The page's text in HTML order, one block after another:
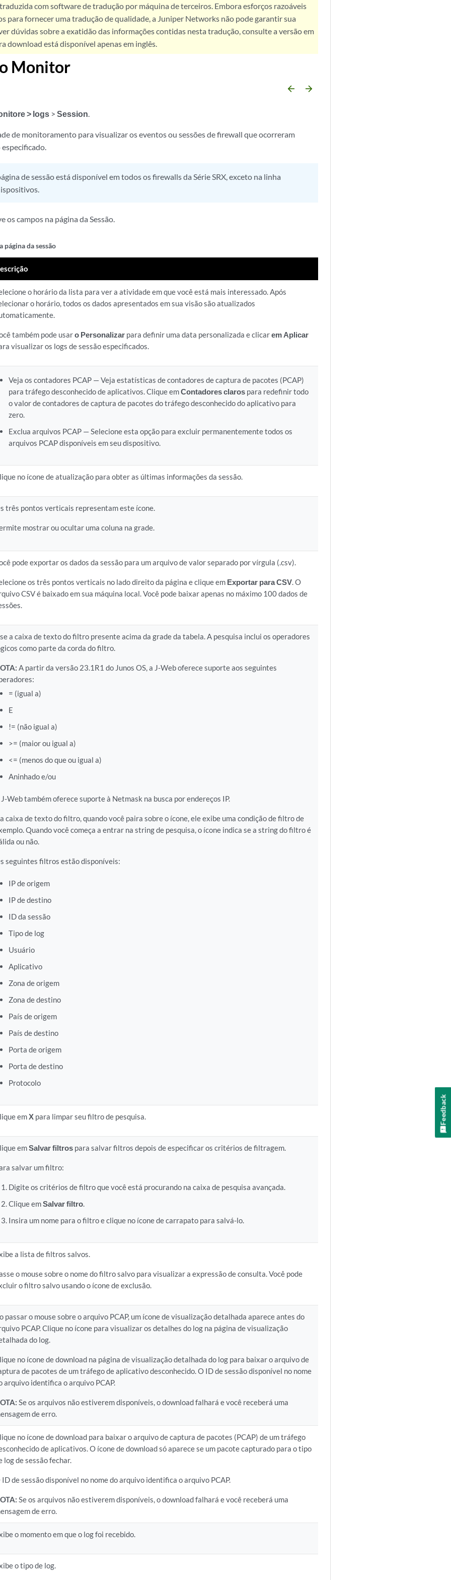
com software de tradução por máquina de terceiros. Embora esforços razoáveis
para fornecer uma tradução de qualidade, a Juniper Networks não pode garantir sua
dúvidas sobre a exatidão das informações contidas nesta tradução, consulte a versão em
download está disponível apenas em inglês.
Monitor
arrow_backward arrow_forward
> logs > Session.
de monitoramento para visualizar os eventos ou sessões de firewall que ocorreram
de sessão está disponível em todos os firewalls da Série SRX, exceto na linha
os campos na página da Sessão.
página da sessão
o horário da lista para ver a atividade em que você está mais interessado. Após
o horário, todos os dados apresentados em sua visão são atualizados
também pode usaro Personalizar para definir uma data personalizada e clicarem Aplicar
visualizar os logs de sessão especificados.
Veja os contadores PCAP — Veja estatísticas de contadores de captura de pacotes (PCAP)
para tráfego desconhecido de aplicativos. Clique emContadores clarospara redefinir todo
o valor de contadores de captura de pacotes do tráfego desconhecido do aplicativo para
zero.
Exclua arquivos PCAP — Selecione esta opção para excluir permanentemente todos os
arquivos PCAP disponíveis em seu dispositivo.
no ícone de atualização para obter as últimas informações da sessão.
três pontos verticais representam este ícone.
mostrar ou ocultar uma coluna na grade.
pode exportar os dados da sessão para um arquivo de valor separado por vírgula (.csv).
os três pontos verticais no lado direito da página e clique em Exportar para CSV. O
CSV é baixado em sua máquina local. Você pode baixar apenas no máximo 100 dados de
a caixa de texto do filtro presente acima da grade da tabela. A pesquisa inclui os operadores
como parte da corda do filtro.
A partir da versão 23.1R1 do Junos OS, a J-Web oferece suporte aos seguintes
= (igual a)
E
!= (não igual a)
>= (maior ou igual a)
<= (menos do que ou igual a)
Aninhado e/ou
J-Web também oferece suporte à Netmask na busca por endereços IP.
caixa de texto do filtro, quando você paira sobre o ícone, ele exibe uma condição de filtro de
Quando você começa a entrar na string de pesquisa, o ícone indica se a string do filtro é
ou não.
seguintes filtros estão disponíveis:
IP de origem
IP de destino
ID da sessão
Tipo de log
Usuário
Aplicativo
Zona de origem
Zona de destino
País de origem
País de destino
Porta de origem
Porta de destino
Protocolo
emX para limpar seu filtro de pesquisa.
emSalvar filtros para salvar filtros depois de especificar os critérios de filtragem.
salvar um filtro:
Digite os critérios de filtro que você está procurando na caixa de pesquisa avançada.
Clique emSalvar filtro.
Insira um nome para o filtro e clique no ícone de carrapato para salvá-lo.
a lista de filtros salvos.
o mouse sobre o nome do filtro salvo para visualizar a expressão de consulta. Você pode
o filtro salvo usando o ícone de exclusão.
passar o mouse sobre o arquivo PCAP, um ícone de visualização detalhada aparece antes do
PCAP. Clique no ícone para visualizar os detalhes do log na página de visualização
do log.
no ícone de download na página de visualização detalhada do log para baixar o arquivo de
de pacotes de um tráfego de aplicativo desconhecido. O ID de sessão disponível no nome
arquivo identifica o arquivo PCAP.
Se os arquivos não estiverem disponíveis, o download falhará e você receberá uma
de erro.
no ícone de download para baixar o arquivo de captura de pacotes (PCAP) de um tráfego
de aplicativos. O ícone de download só aparece se um pacote capturado para o tipo
log de sessão fechar.
ID de sessão disponível no nome do arquivo identifica o arquivo PCAP.
Se os arquivos não estiverem disponíveis, o download falhará e você receberá uma
de erro.
o momento em que o log foi recebido.
o tipo de log.
Feedback